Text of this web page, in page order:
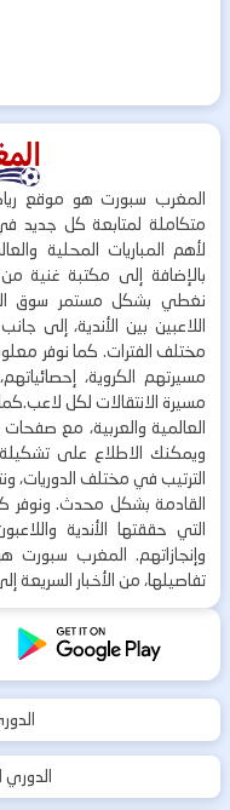
المغرب سبورت هو موقع
متكاملة لمتابعة كل جديد
لأهم المباريات المحلية
بالإضافة إلى مكتبة غنية
نغطي بشكل مستمر سوق
اللاعبين بين الأندية، إلى
مختلف الفترات. كما نوفر
مسيرتهم الكروية،
مسيرة الانتقالات لكل
العالمية والعربية، مع
ويمكنك الاطلاع على
الترتيب في مختلف الدوريات،
القادمة بشكل محدث. ونوفر
التي حققتها الأندية
وإنجازاتهم. المغرب سبورت
تفاصيلها، من الأخبار السريعة